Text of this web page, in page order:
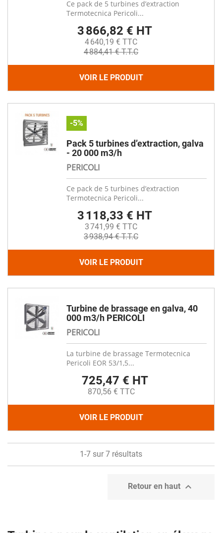
Ce pack de 5 turbines d’extraction
Termotecnica Pericoli...
3 866,82 € HT
4 640,19 € TTC
4 884,41 € T.T.C
VOIR LE PRODUIT
-5%
Pack 5 turbines d’extraction, galva
- 20 000 m3/h
PERICOLI
Ce pack de 5 turbines d’extraction
Termotecnica Pericoli...
3 118,33 € HT
3 741,99 € TTC
3 938,94 € T.T.C
VOIR LE PRODUIT
Turbine de brassage en galva, 40
000 m3/h PERICOLI
PERICOLI
La turbine de brassage Termotecnica
Pericoli EOR 53/1,5...
725,47 € HT
870,56 € TTC
VOIR LE PRODUIT
1-7 sur 7 résultats
Retour en haut 